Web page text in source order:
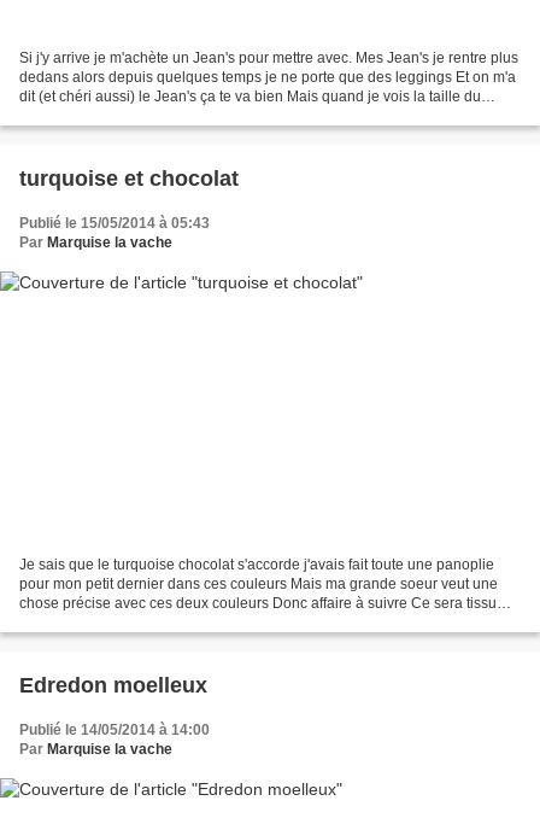
Si j'y arrive je m'achète un Jean's pour mettre avec. Mes Jean's je rentre plus
dedans alors depuis quelques temps je ne porte que des leggings Et on m'a
dit (et chéri aussi) le Jean's ça te va bien Mais quand je vois la taille du
turquoise et chocolat
Publié le 15/05/2014 à 05:43
Par Marquise la vache
Je sais que le turquoise chocolat s'accorde j'avais fait toute une panoplie
pour mon petit dernier dans ces couleurs Mais ma grande soeur veut une
chose précise avec ces deux couleurs Donc affaire à suivre Ce sera tissu
Edredon moelleux
Publié le 14/05/2014 à 14:00
Par Marquise la vache